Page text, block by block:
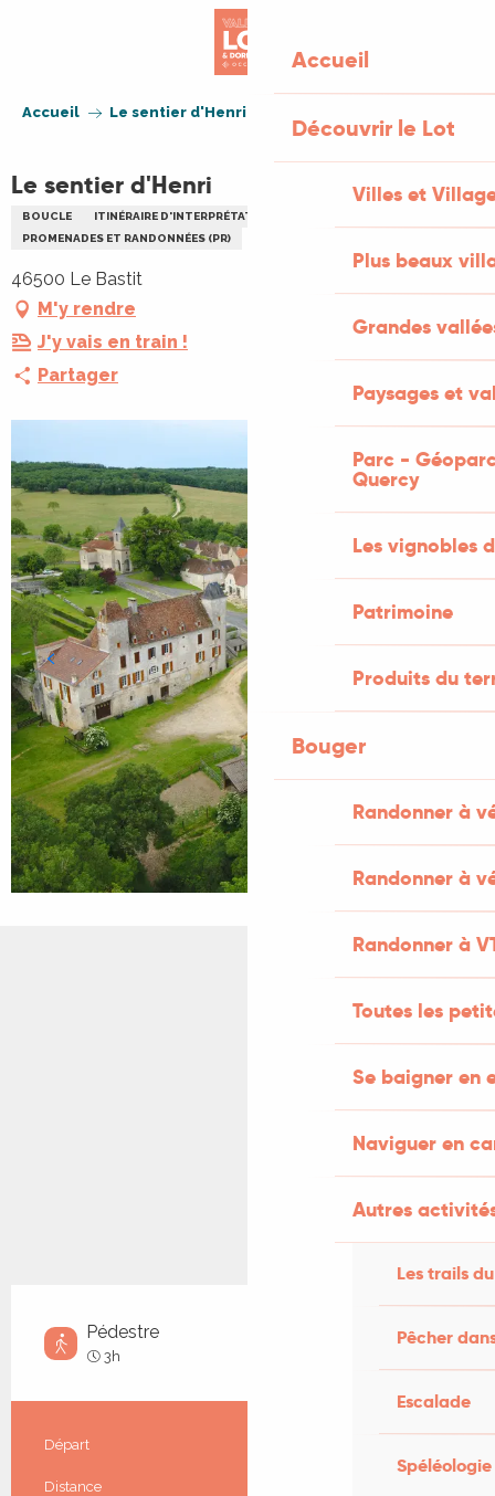
Accueil
Découvrir le Lot
Villes et
Plus beaux
Grandes
Paysages et
Parc -
Quercy
Les vignobles
Patrimoine
Produits du
Bouger
Randonner à
Randonner à
Randonner à
Toutes les
Se baigner en
Naviguer en
Autres
Les trails
Pêcher
Escalade
Spéléologie
Accueil Le sentier d'Henri
Le sentier d'Henri
BOUCLE
ITINÉRAIRE D'INTERPRÉTATION
PROMENADES ET RANDONNÉES (PR)
46500 Le Bastit
M'y rendre
J'y vais en train !
Partager
Pédestre
3h
Informations pratiques
Départ
Distance